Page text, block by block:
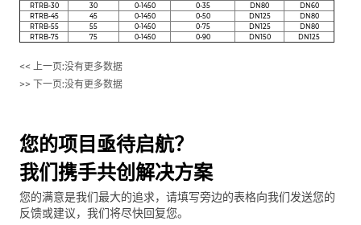
RTRB-30
30 0-1450 0-35 DN80
DN60
RTRB-45
45 0-1450 0-50 DN125
DN80
RTRB-55
55 0-1450 0-75 DN125
DN80
RTRB-75
75 0-1450 0-90 DN150 DN125
<< 上一页:没有更多数据
>> 下一页:没有更多数据
您的项目亟待启航？
我们携手共创解决方案
您的满意是我们最大的追求，请填写旁边的表格向我们发送您的
反馈或建议，我们将尽快回复您。